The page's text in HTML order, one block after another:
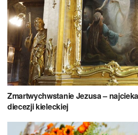
Zmartwychwstanie Jezusa –
diecezji kieleckiej